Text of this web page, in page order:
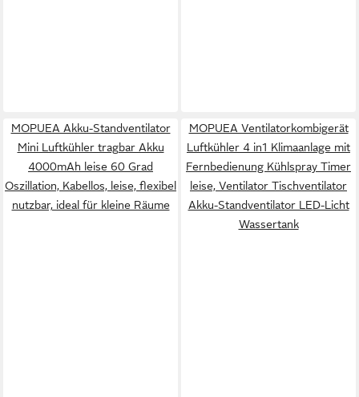
MOPUEA Akku-Standventilator
Mini Luftkühler tragbar Akku
4000mAh leise 60 Grad
Oszillation, Kabellos, leise, flexibel
nutzbar, ideal für kleine Räume
MOPUEA Ventilatorkombigerät
Luftkühler 4 in1 Klimaanlage mit
Fernbedienung Kühlspray Timer
leise, Ventilator Tischventilator
Akku-Standventilator LED-Licht
Wassertank